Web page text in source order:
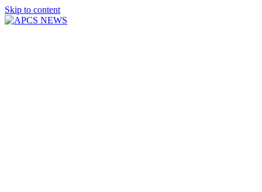
Skip to content